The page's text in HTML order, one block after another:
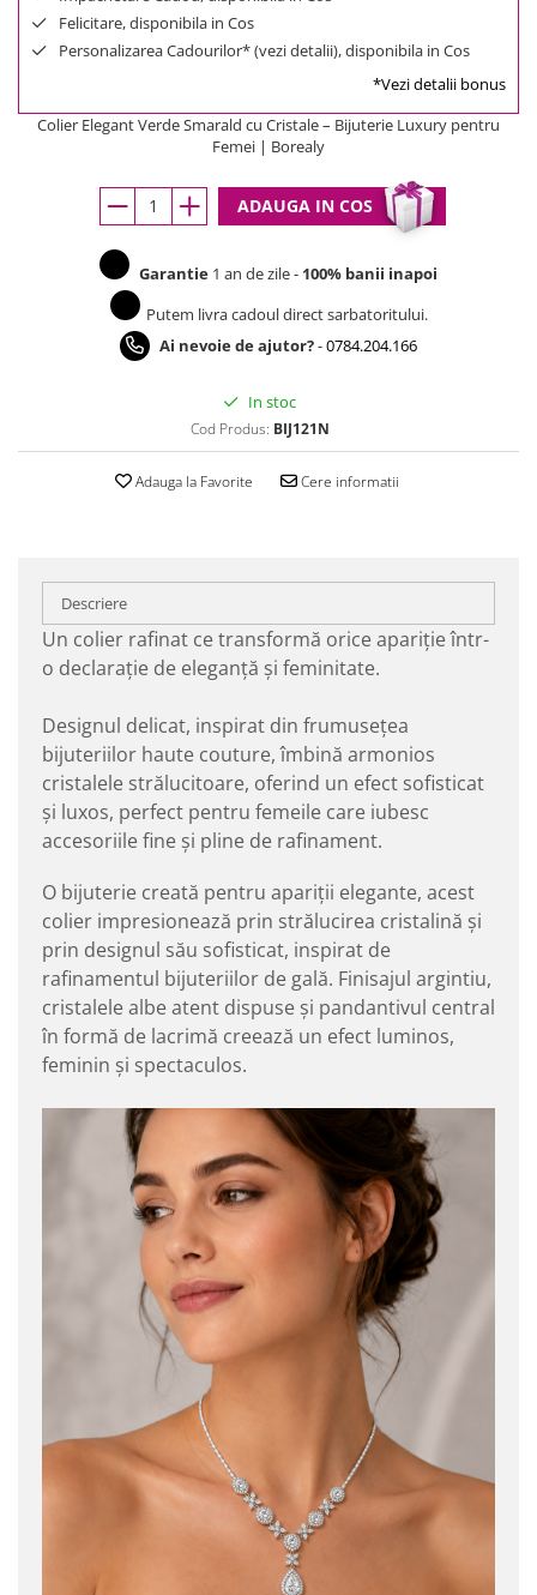
Felicitare, disponibila in Cos
Personalizarea Cadourilor* (vezi detalii), disponibila in Cos
*Vezi detalii bonus
Colier Elegant Verde Smarald cu Cristale – Bijuterie Luxury pentru
Femei | Borealy
ADAUGA IN COS
Garantie 1 an de zile - 100% banii inapoi
Putem livra cadoul direct sarbatoritului.
Ai nevoie de ajutor?-0784.204.166
In stoc
Cod Produs: BIJ121N
Adauga la Favorite Cere informatii
Descriere
Un colier rafinat ce transformă orice apariție într-
o declarație de eleganță și feminitate.
Designul delicat, inspirat din frumusețea
bijuteriilor haute couture, îmbină armonios
cristalele strălucitoare, oferind un efect sofisticat
și luxos, perfect pentru femeile care iubesc
accesoriile fine și pline de rafinament.
O bijuterie creată pentru apariții elegante, acest
colier impresionează prin strălucirea cristalină și
prin designul său sofisticat, inspirat de
rafinamentul bijuteriilor de gală. Finisajul argintiu,
cristalele albe atent dispuse și pandantivul central
în formă de lacrimă creează un efect luminos,
feminin și spectaculos.